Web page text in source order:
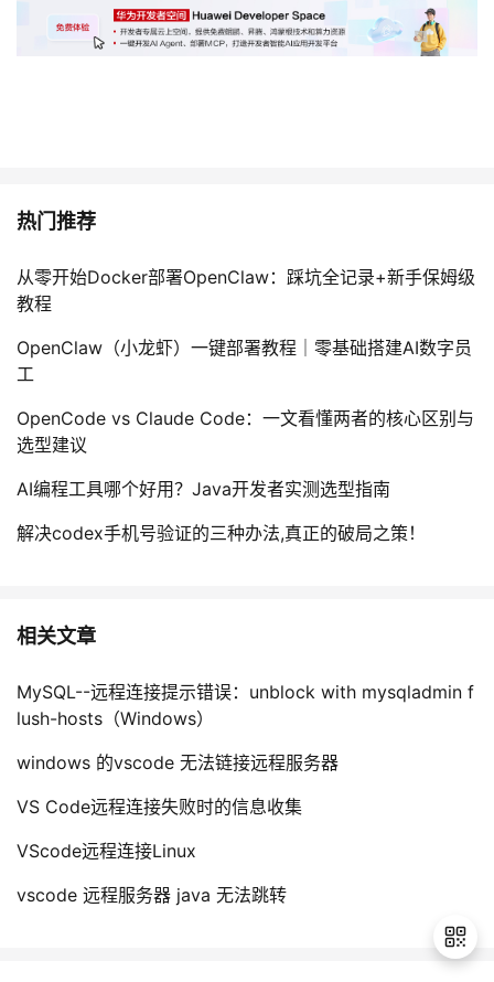
热门推荐
从零开始Docker部署OpenClaw：踩坑全记录+新手保姆级
教程
OpenClaw（小龙虾）一键部署教程｜零基础搭建AI数字员
工
OpenCode vs Claude Code：一文看懂两者的核心区别与
选型建议
AI编程工具哪个好用？Java开发者实测选型指南
解决codex手机号验证的三种办法,真正的破局之策！
相关文章
MySQL--远程连接提示错误：unblock with mysqladmin f
lush-hosts（Windows）
windows 的vscode 无法链接远程服务器
VS Code远程连接失败时的信息收集
VScode远程连接Linux
vscode 远程服务器 java 无法跳转